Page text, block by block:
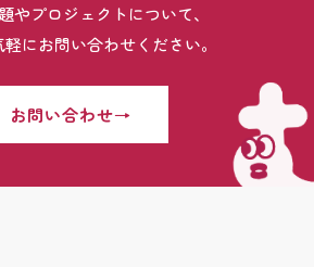
やプロジェクトについて、
にお問い合わせください。
お問い合わせ